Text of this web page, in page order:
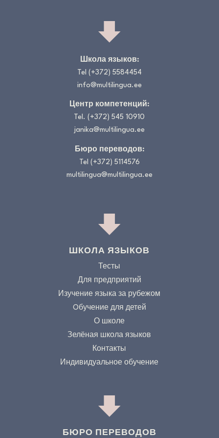
Школа языков:
Tel (+372) 5584454
info@multilingua.ee
Центр компетенций:
Tel.(+372) 545 10910
janika@multilingua.ee
Бюро переводов:
Tel (+372) 5114576
multilingua@multilingua.ee
ШКОЛА ЯЗЫКОВ
Тесты
Для предприятий
Изучение языка за рубежом
Oбучение для детей
О школе
Зелёная школа языков
Контакты
Индивидуальное обучение
БЮРО ПЕРЕВОДОВ